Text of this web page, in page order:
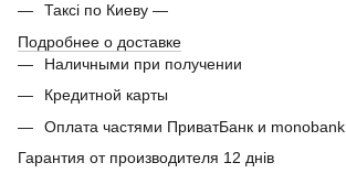
Таксі по Киеву —
Подробнее о доставке
Наличными при получении
Кредитной карты
Оплата частями ПриватБанк и monobank
Гарантия от производителя 12 днів